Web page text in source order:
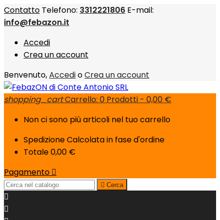
Contatto Telefono: 3312221806 E-mail:
info@febazon.it
Accedi
Crea un account
Benvenuto,AccedioCrea un account
shopping_cartCarrello: 0 Prodotti - 0,00 €
Non ci sono più articoli nel tuo carrello
SpedizioneCalcolata in fase d'ordine
Totale0,00 €
Pagamento 
 Cerca

